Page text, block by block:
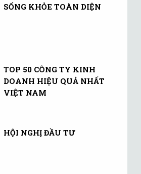
SỐNG KHỎE TOÀN DIỆN
TOP 50 CÔNG TY KINH
DOANH HIỆU QUẢ NHẤT
VIỆT NAM
HỘI NGHỊ ĐẦU TƯ